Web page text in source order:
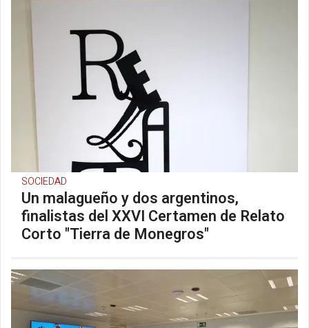
SOCIEDAD
Un malagueño y dos argentinos,
finalistas del XXVI Certamen de Relato
Corto "Tierra de Monegros"